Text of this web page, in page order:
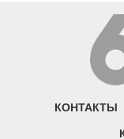
КОНТАКТЫ